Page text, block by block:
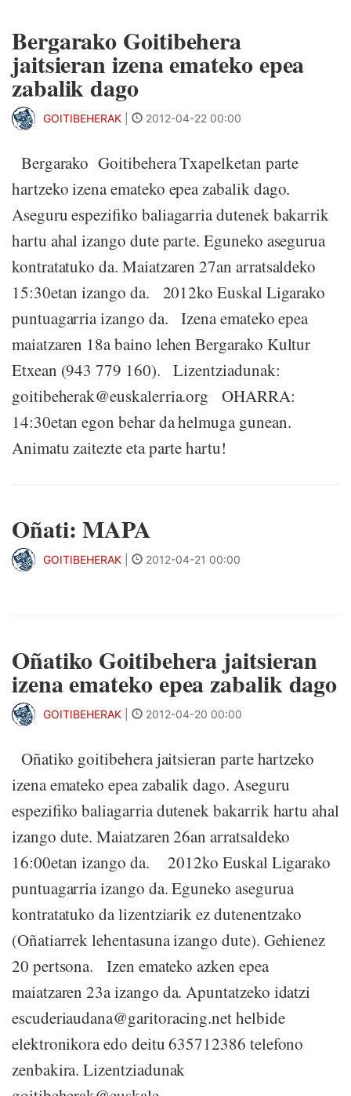
Bergarako Goitibehera
jaitsieran izena emateko epea
zabalik dago
GOITIBEHERAK 2012-04-22 00:00
Bergarako Goitibehera Txapelketan parte
hartzeko izena emateko epea zabalik dago.
Aseguru espezifiko baliagarria dutenek bakarrik
hartu ahal izango dute parte. Eguneko asegurua
kontratatuko da. Maiatzaren 27an arratsaldeko
15:30etan izango da. 2012ko Euskal Ligarako
puntuagarria izango da. Izena emateko epea
maiatzaren 18a baino lehen Bergarako Kultur
Etxean (943 779 160). Lizentziadunak:
goitibeherak@euskalerria.org OHARRA:
14:30etan egon behar da helmuga gunean.
Animatu zaitezte eta parte hartu!
Oñati: MAPA
GOITIBEHERAK 2012-04-21 00:00
Oñatiko Goitibehera jaitsieran
izena emateko epea zabalik dago
GOITIBEHERAK 2012-04-20 00:00
Oñatiko goitibehera jaitsieran parte hartzeko
izena emateko epea zabalik dago. Aseguru
espezifiko baliagarria dutenek bakarrik hartu ahal
izango dute. Maiatzaren 26an arratsaldeko
16:00etan izango da. 2012ko Euskal Ligarako
puntuagarria izango da. Eguneko asegurua
kontratatuko da lizentziarik ez dutenentzako
(Oñatiarrek lehentasuna izango dute). Gehienez
20 pertsona. Izen emateko azken epea
maiatzaren 23a izango da. Apuntatzeko idatzi
escuderiaudana@garitoracing.net helbide
elektronikora edo deitu 635712386 telefono
zenbakira. Lizentziadunak